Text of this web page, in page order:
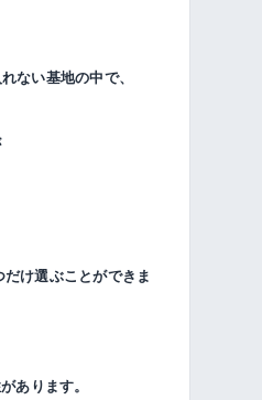
ない基地の中で、
け選ぶことができま
あります。